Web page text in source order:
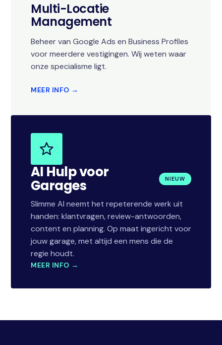
Multi-Locatie
Management
Beheer van Google Ads en Business Profiles
voor meerdere vestigingen. Wij weten waar
onze specialisme ligt.
MEER INFO →
AI Hulp voor
Garages NIEUW
Slimme AI neemt het repeterende werk uit
handen: klantvragen, review-antwoorden,
content en planning. Op maat ingericht voor
jouw garage, met altijd een mens die de
regie houdt.
MEER INFO →